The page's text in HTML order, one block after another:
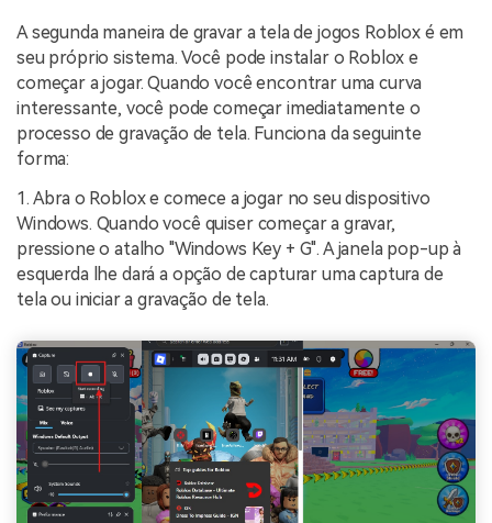
A segunda maneira de gravar a tela de jogos Roblox é em
seu próprio sistema. Você pode instalar o Roblox e
começar a jogar. Quando você encontrar uma curva
interessante, você pode começar imediatamente o
processo de gravação de tela. Funciona da seguinte
forma:
1. Abra o Roblox e comece a jogar no seu dispositivo
Windows. Quando você quiser começar a gravar,
pressione o atalho "Windows Key + G". A janela pop-up à
esquerda lhe dará a opção de capturar uma captura de
tela ou iniciar a gravação de tela.